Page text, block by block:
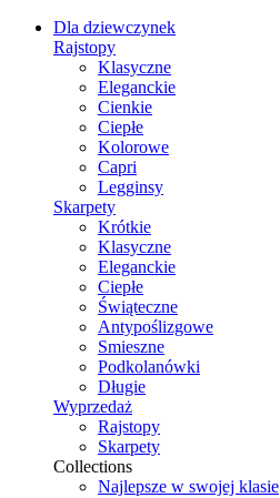
Dla dziewczynek
Rajstopy
Klasyczne
Eleganckie
Cienkie
Ciepłe
Kolorowe
Capri
Legginsy
Skarpety
Krótkie
Klasyczne
Eleganckie
Ciepłe
Świąteczne
Antypoślizgowe
Smieszne
Podkolanówki
Długie
Wyprzedaż
Rajstopy
Skarpety
Collections
Najlepsze w swojej klasie